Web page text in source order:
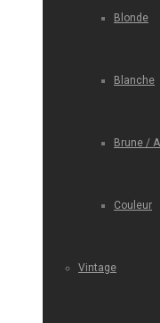
Blonde
Blanche
Brune /
Couleur
Vintage